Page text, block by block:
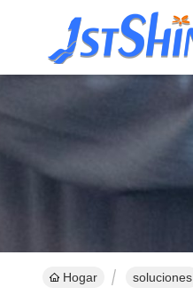
Hogar soluciones